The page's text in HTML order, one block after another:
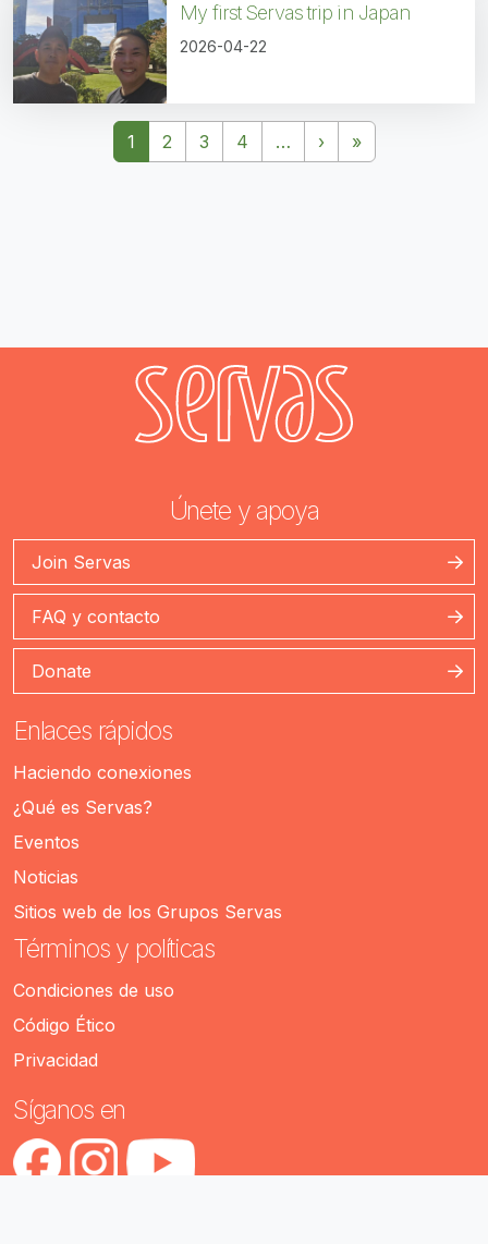
My first Servas trip in Japan
2026-04-22
Paginación 1 2 3 4 … ›Siguiente página
»Última página
Únete y apoya
Join Servas
FAQ y contacto
Donate
Enlaces rápidos
Haciendo conexiones
¿Qué es Servas?
Eventos
Noticias
Sitios web de los Grupos Servas
Términos y políticas
Condiciones de uso
Código Ético
Privacidad
Síganos en